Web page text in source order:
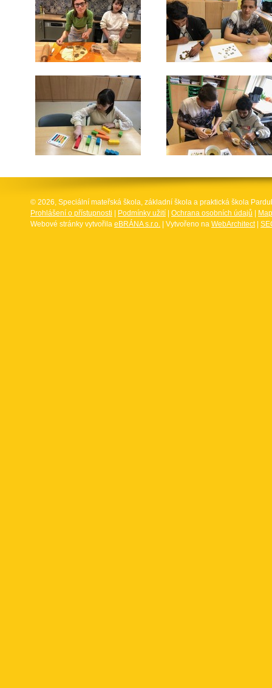
© 2026, Speciální mateřská škola, základní škola a praktická škola
Prohlášení o přístupnosti
Podmínky užití Ochrana osobních údajů
Webové stránky vytvořila eBRÁNA s.r.o. | Vytvořeno na WebArchitect|